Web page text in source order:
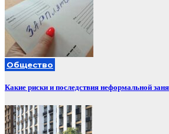
Общество
Какие риски и последствия неформальной